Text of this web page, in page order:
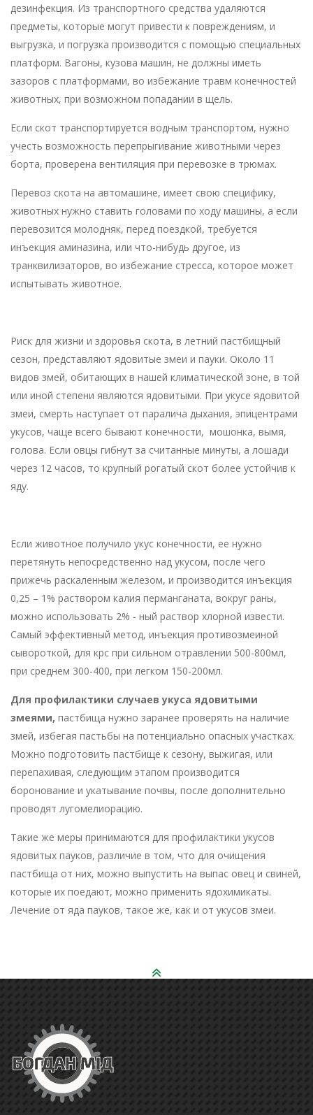
дезинфекция. Из транспортного средства удаляются
предметы, которые могут привести к повреждениям, и
выгрузка, и погрузка производится с помощью специальных
платформ. Вагоны, кузова машин, не должны иметь
зазоров с платформами, во избежание травм конечностей
животных, при возможном попадании в щель.
Если скот транспортируется водным транспортом, нужно
учесть возможность перепрыгивание животными через
борта, проверена вентиляция при перевозке в трюмах.
Перевоз скота на автомашине, имеет свою специфику,
животных нужно ставить головами по ходу машины, а если
перевозится молодняк, перед поездкой, требуется
инъекция аминазина, или что-нибудь другое, из
транквилизаторов, во избежание стресса, которое может
испытывать животное.
Риск для жизни и здоровья скота, в летний пастбищный
сезон, представляют ядовитые змеи и пауки. Около 11
видов змей, обитающих в нашей климатической зоне, в той
или иной степени являются ядовитыми. При укусе ядовитой
змеи, смерть наступает от паралича дыхания, эпицентрами
укусов, чаще всего бывают конечности, мошонка, вымя,
голова. Если овцы гибнут за считанные минуты, а лошади
через 12 часов, то крупный рогатый скот более устойчив к
яду.
Если животное получило укус конечности, ее нужно
перетянуть непосредственно над укусом, после чего
прижечь раскаленным железом, и производится инъекция
0,25 – 1% раствором калия перманганата, вокруг раны,
можно использовать 2% - ный раствор хлорной извести.
Самый эффективный метод, инъекция противозмеиной
сывороткой, для крс при сильном отравлении 500-800мл,
при среднем 300-400, при легком 150-200мл.
Для профилактики случаев укуса ядовитыми
змеями, пастбища нужно заранее проверять на наличие
змей, избегая пастьбы на потенциально опасных участках.
Можно подготовить пастбище к сезону, выжигая, или
перепахивая, следующим этапом производится
боронование и укатывание почвы, после дополнительно
проводят лугомелиорацию.
Такие же меры принимаются для профилактики укусов
ядовитых пауков, различие в том, что для очищения
пастбища от них, можно выпустить на выпас овец и свиней,
которые их поедают, можно применить ядохимикаты.
Лечение от яда пауков, такое же, как и от укусов змеи.